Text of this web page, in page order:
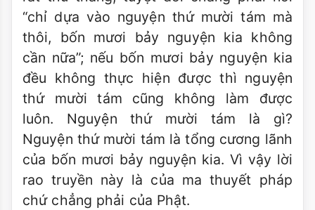
“chỉ dựa vào nguyện thứ mười tám mà
thôi, bốn mươi bảy nguyện kia không
cần nữa”; nếu bốn mươi bảy nguyện kia
đều không thực hiện được thì nguyện
thứ mười tám cũng không làm được
luôn. Nguyện thứ mười tám là gì?
Nguyện thứ mười tám là tổng cương lãnh
của bốn mươi bảy nguyện kia. Vì vậy lời
rao truyền này là của ma thuyết pháp
chứ chẳng phải của Phật.